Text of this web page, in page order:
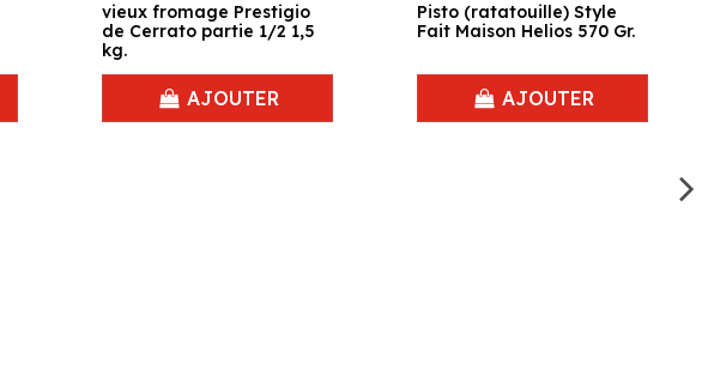
vieux fromage Prestigio
de Cerrato partie 1/2 1,5
kg.
AJOUTER
Pisto (ratatouille) Style
Fait Maison Helios 570 Gr.
AJOUTER